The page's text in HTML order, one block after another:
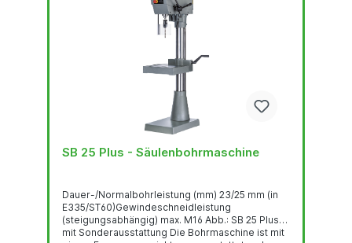
SB 25 Plus - Säulenbohrmaschine
Dauer-/Normalbohrleistung (mm) 23/25 mm (in
E335/ST60)Gewindeschneidleistung
(steigungsabhängig) max. M16 Abb.: SB 25 Plus
mit Sonderausstattung Die Bohrmaschine ist mit